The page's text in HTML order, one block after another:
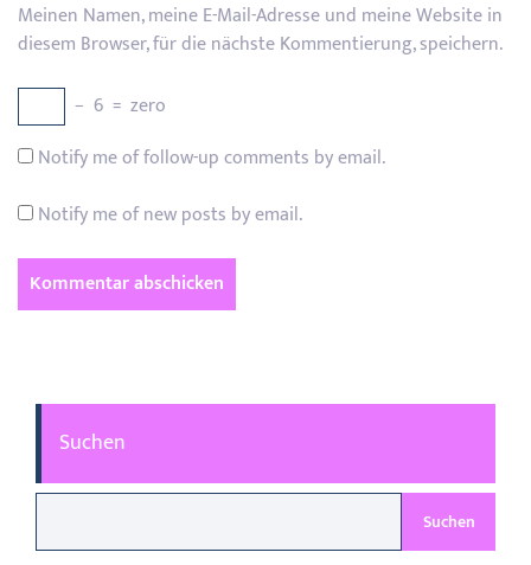
Meinen Namen, meine E-Mail-Adresse und meine Website in
diesem Browser, für die nächste Kommentierung, speichern.
− 6 = zero
Notify me of follow-up comments by email.
Notify me of new posts by email.
Suchen
Suchen